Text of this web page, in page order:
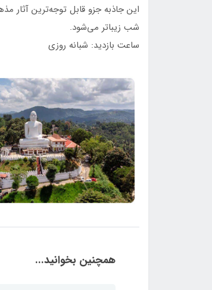
این جاذبه جزو قابل توجه‌ترین
شب زیباتر می‌شود.
ساعت بازدید: شبانه روزی
همچنین بخوانید...